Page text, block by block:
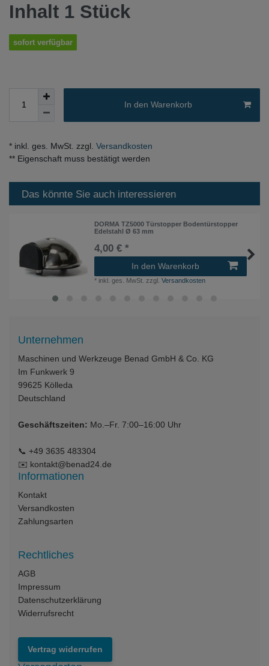
Inhalt 1 Stück
sofort verfügbar
In den Warenkorb
* inkl. ges. MwSt. zzgl. Versandkosten
** Eigenschaft muss bestätigt werden
Das könnte Sie auch interessieren
DORMA TZ5000 Türstopper Bodentürstopper
Edelstahl Ø 63 mm
4,00 € *
In den Warenkorb
* inkl. ges. MwSt. zzgl.Versandkosten
Unternehmen
Maschinen und Werkzeuge Benad GmbH & Co. KG
Im Funkwerk 9
99625 Kölleda
Deutschland
Geschäftszeiten: Mo.–Fr. 7:00–16:00 Uhr
📞 +49 3635 483304
✉️ kontakt@benad24.de
Informationen
Kontakt
Versandkosten
Zahlungsarten
Rechtliches
AGB
Impressum
Datenschutzerklärung
Widerrufsrecht
Vertrag widerrufen